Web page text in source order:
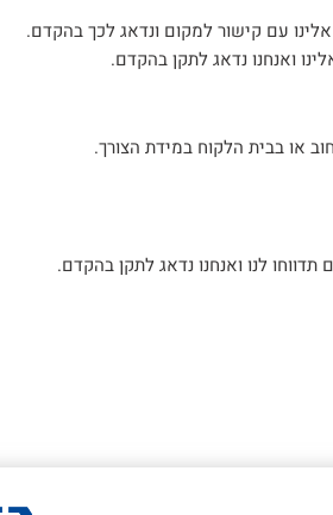
עם קישור למקום ונדאג לכך בהקדם.
ואנחנו נדאג לתקן בהקדם.
או בבית הלקוח במידת הצורך.
לנו ואנחנו נדאג לתקן בהקדם.